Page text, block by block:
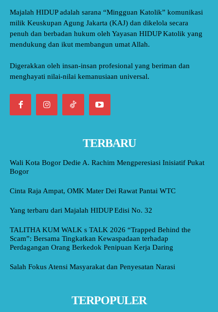
Majalah HIDUP adalah sarana “Mingguan Katolik” komunikasi
milik Keuskupan Agung Jakarta (KAJ) dan dikelola secara
penuh dan berbadan hukum oleh Yayasan HIDUP Katolik yang
mendukung dan ikut membangun umat Allah.
Digerakkan oleh insan-insan profesional yang beriman dan
menghayati nilai-nilai kemanusiaan universal.
TERBARU
Wali Kota Bogor Dedie A. Rachim Mengperesiasi Inisiatif Pukat
Bogor
Cinta Raja Ampat, OMK Mater Dei Rawat Pantai WTC
Yang terbaru dari Majalah HIDUP Edisi No. 32
TALITHA KUM WALK s TALK 2026 “Trapped Behind the
Scam”: Bersama Tingkatkan Kewaspadaan terhadap
Perdagangan Orang Berkedok Penipuan Kerja Daring
Salah Fokus Atensi Masyarakat dan Penyesatan Narasi
TERPOPULER